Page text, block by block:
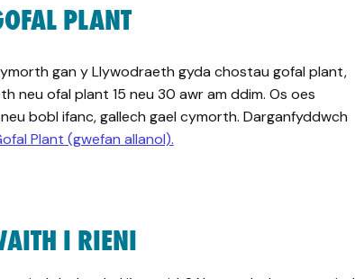
PLANT
gan y Llywodraeth gyda chostau gofal plant,
neu ofal plant 15 neu 30 awr am ddim. Os oes
bobl ifanc, gallech gael cymorth. Darganfyddwch
Plant (gwefan allanol).
I RIENI